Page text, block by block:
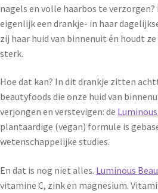
nagels en volle haarbos te
eigenlijk een drankje- in haar
zij haar huid van binnenuit én houdt
sterk.
Hoe dat kan? In dit drankje zitten
beautyfoods die onze huid van
verjongen en verstevigen: de
plantaardige (vegan) formule is
wetenschappelijke studies.
En dat is nog niet alles. Luminous
vitamine C, zink en magnesium.